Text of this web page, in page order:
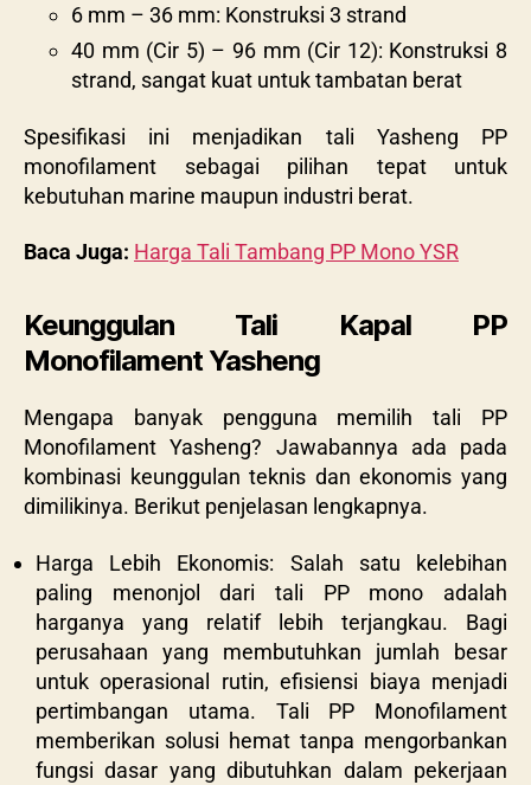
6 mm – 36 mm: Konstruksi 3 strand
40 mm (Cir 5) – 96 mm (Cir 12): Konstruksi 8
strand, sangat kuat untuk tambatan berat
Spesifikasi ini menjadikan tali Yasheng PP
monofilament sebagai pilihan tepat untuk
kebutuhan marine maupun industri berat.
Baca Juga: Harga Tali Tambang PP Mono YSR
Keunggulan Tali Kapal PP
Monofilament Yasheng
Mengapa banyak pengguna memilih tali PP
Monofilament Yasheng? Jawabannya ada pada
kombinasi keunggulan teknis dan ekonomis yang
dimilikinya. Berikut penjelasan lengkapnya.
Harga Lebih Ekonomis: Salah satu kelebihan
paling menonjol dari tali PP mono adalah
harganya yang relatif lebih terjangkau. Bagi
perusahaan yang membutuhkan jumlah besar
untuk operasional rutin, efisiensi biaya menjadi
pertimbangan utama. Tali PP Monofilament
memberikan solusi hemat tanpa mengorbankan
fungsi dasar yang dibutuhkan dalam pekerjaan